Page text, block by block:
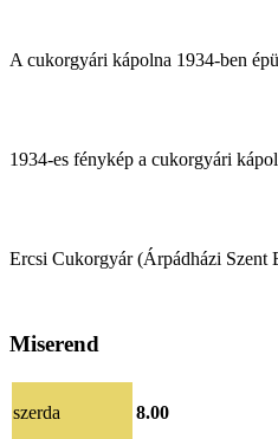
A cukorgyári kápolna 1934-ben
1934-es fénykép a cukorgyári
Ercsi Cukorgyár (Árpádházi Szent
Miserend
szerda 8.00